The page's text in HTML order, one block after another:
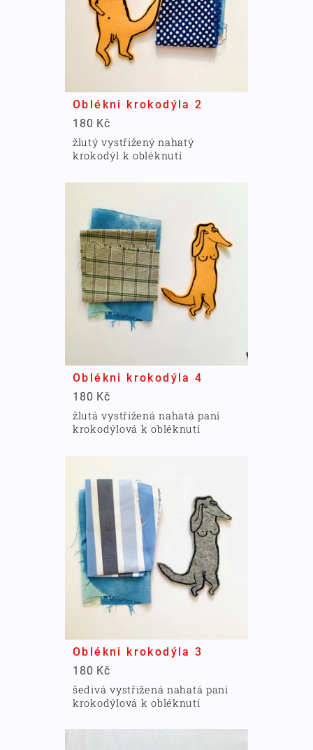
Oblékni krokodýla 2
180 Kč
žlutý vystřižený nahatý
krokodýl k obléknutí
Oblékni krokodýla 4
180 Kč
žlutá vystřižená nahatá paní
krokodýlová k obléknutí
Oblékni krokodýla 3
180 Kč
šedivá vystřižená nahatá paní
krokodýlová k obléknutí